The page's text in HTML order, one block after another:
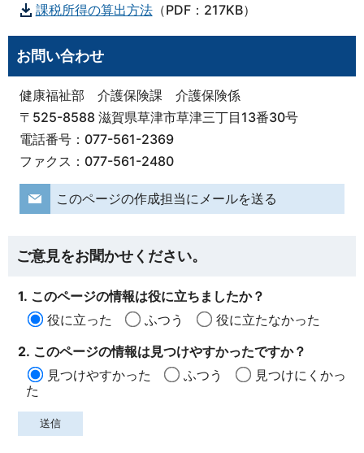
課税所得の算出方法（PDF：217KB）
お問い合わせ
健康福祉部 介護保険課 介護保険係
〒525-8588 滋賀県草津市草津三丁目13番30号
電話番号：077-561-2369
ファクス：077-561-2480
このページの作成担当にメールを送る
ご意見をお聞かせください。
1. このページの情報は役に立ちましたか？
役に立った
ふつう
役に立たなかった
2. このページの情報は見つけやすかったですか？
見つけやすかった
ふつう
見つけにくかっ
た